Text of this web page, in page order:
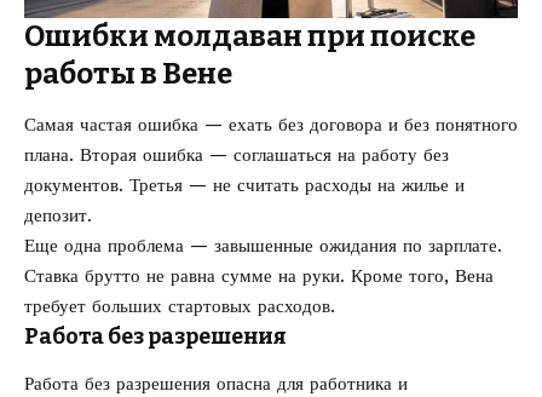
Ошибки молдаван при поиске
работы в Вене
Самая частая ошибка — ехать без договора и без понятного
плана. Вторая ошибка — соглашаться на работу без
документов. Третья — не считать расходы на жилье и
депозит.
Еще одна проблема — завышенные ожидания по зарплате.
Ставка брутто не равна сумме на руки. Кроме того, Вена
требует больших стартовых расходов.
Работа без разрешения
Работа без разрешения опасна для работника и